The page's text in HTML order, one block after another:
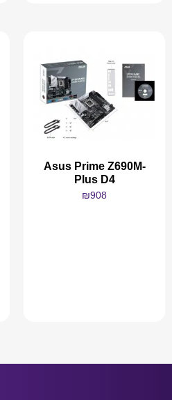
Asus Prime Z690M-
Plus D4
₪908